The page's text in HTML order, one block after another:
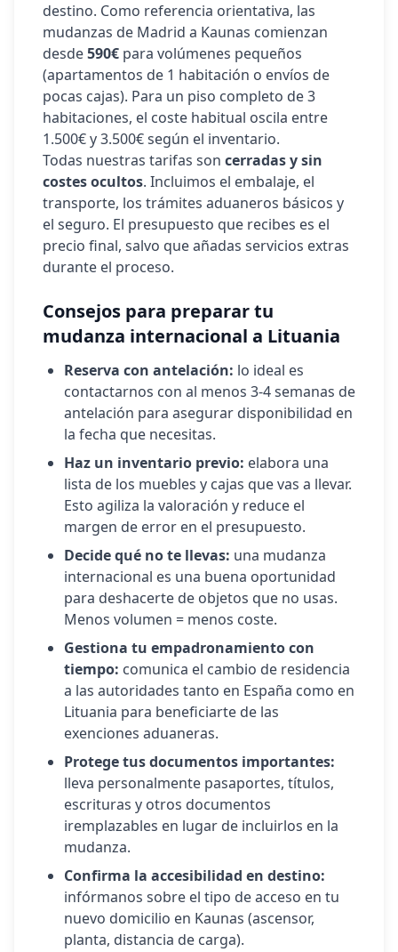
destino. Como referencia orientativa, las
mudanzas de Madrid a Kaunas comienzan
desde590€ para volúmenes pequeños
(apartamentos de 1 habitación o envíos de
pocas cajas). Para un piso completo de 3
habitaciones, el coste habitual oscila entre
1.500€ y 3.500€ según el inventario.
Todas nuestras tarifas son cerradas y sin
costes ocultos. Incluimos el embalaje, el
transporte, los trámites aduaneros básicos y
el seguro. El presupuesto que recibes es el
precio final, salvo que añadas servicios extras
durante el proceso.
Consejos para preparar tu
mudanza internacional a Lituania
Reserva con antelación: lo ideal es
contactarnos con al menos 3-4 semanas de
antelación para asegurar disponibilidad en
la fecha que necesitas.
Haz un inventario previo: elabora una
lista de los muebles y cajas que vas a llevar.
Esto agiliza la valoración y reduce el
margen de error en el presupuesto.
Decide qué no te llevas: una mudanza
internacional es una buena oportunidad
para deshacerte de objetos que no usas.
Menos volumen = menos coste.
Gestiona tu empadronamiento con
tiempo: comunica el cambio de residencia
a las autoridades tanto en España como en
Lituania para beneficiarte de las
exenciones aduaneras.
Protege tus documentos importantes:
lleva personalmente pasaportes, títulos,
escrituras y otros documentos
iremplazables en lugar de incluirlos en la
mudanza.
Confirma la accesibilidad en destino:
infórmanos sobre el tipo de acceso en tu
nuevo domicilio en Kaunas (ascensor,
planta, distancia de carga).